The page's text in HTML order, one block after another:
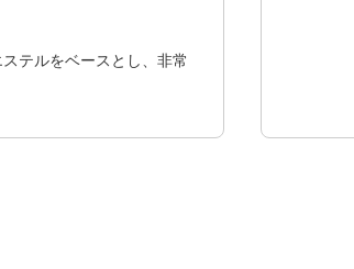
テルをベースとし、非常